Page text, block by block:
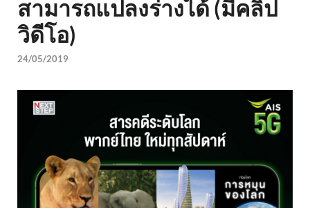
สามารถแปลงร่างได้ (มีคลิป
วิดีโอ)
24/05/2019